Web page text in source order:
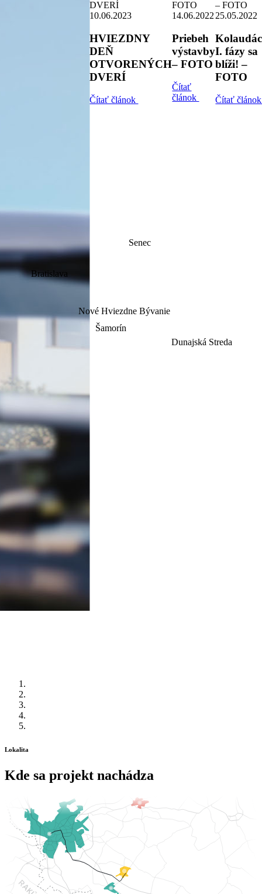
10.06.2023
HVIEZDNY
DEŇ
OTVORENÝCH
DVERÍ
Čítať článok
14.06.2022
Priebeh
výstavby
– FOTO
Čítať
článok
25.05.2022
I. fázy sa
blíži! –
FOTO
Čítať
Lokalita
Kde sa projekt nachádza
Bratislava
Senec
Šamorín
Dunajská Streda
Nové Hviezdne Bývanie